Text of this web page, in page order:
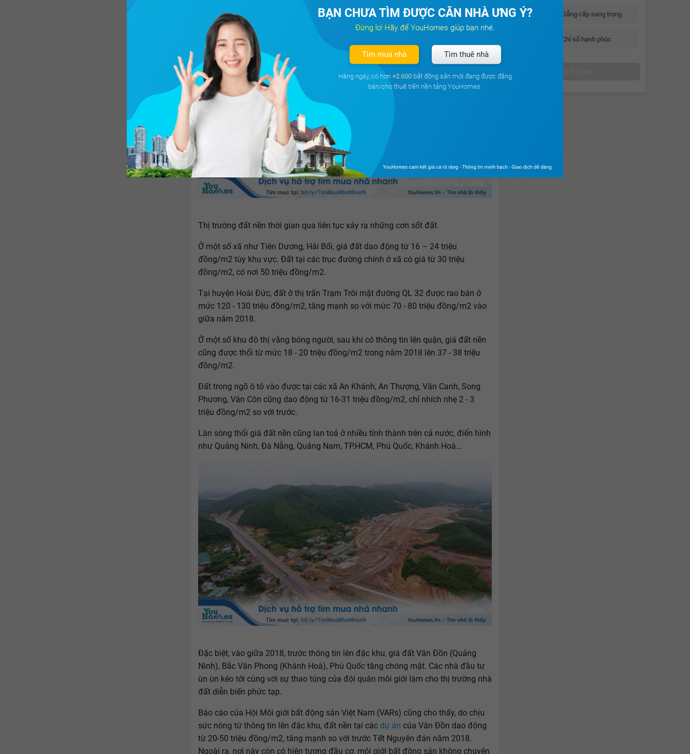
Đẳng cấp sang trọng
Chỉ số hạnh phúc
tiền đường Võ Nguyên Giáp (huyện Đông Anh) cũng được rao bán với giá 180 -
200 triệu đồng/m2, cao bằng giá đất mặt tiền ở phố lớn các quận nội thành.
Thị trường đất nền thời gian qua liên tục xảy ra những cơn sốt đất.
Ở một số xã như Tiên Dương, Hải Bối, giá đất dao động từ 16 – 24 triệu
đồng/m2 tùy khu vực. Đất tại các trục đường chính ở xã có giá từ 30 triệu
đồng/m2, có nơi 50 triệu đồng/m2.
Tại huyện Hoài Đức, đất ở thị trấn Trạm Trôi mặt đường QL 32 được rao bán ở
mức 120 - 130 triệu đồng/m2, tăng mạnh so với mức 70 - 80 triệu đồng/m2 vào
giữa năm 2018.
Ở một số khu đô thị vắng bóng người, sau khi có thông tin lên quận, giá đất nền
cũng được thổi từ mức 18 - 20 triệu đồng/m2 trong năm 2018 lên 37 - 38 triệu
đồng/m2.
Đất trong ngõ ô tô vào được tại các xã An Khánh, An Thượng, Vân Canh, Song
Phương, Vân Côn cũng dao động từ 16-31 triệu đồng/m2, chỉ nhích nhẹ 2 - 3
triệu đồng/m2 so với trước.
Làn sóng thổi giá đất nền cũng lan toả ở nhiều tỉnh thành trên cả nước, điển hình
như Quảng Ninh, Đà Nẵng, Quảng Nam, TP.HCM, Phú Quốc, Khánh Hoà…
Đặc biệt, vào giữa 2018, trước thông tin lên đặc khu, giá đất Vân Đồn (Quảng
Ninh), Bắc Vân Phong (Khánh Hoà), Phú Quốc tăng chóng mặt. Các nhà đầu tư
ùn ùn kéo tới cùng với sự thao túng của đội quân môi giới làm cho thị trường nhà
đất diễn biến phức tạp.
Báo cáo của Hội Môi giới bất động sản Việt Nam (VARs) cũng cho thấy, do chịu
sức nóng từ thông tin lên đặc khu, đất nền tại các dự án của Vân Đồn dao động
từ 20-50 triệu đồng/m2, tăng mạnh so với trước Tết Nguyên đán năm 2018.
Ngoài ra, nơi này còn có hiện tượng đầu cơ, môi giới bất động sản không chuyên
BẠN CHƯA TÌM ĐƯỢC CĂN NHÀ ƯNG Ý?
Đừng lo! Hãy để YouHomes giúp bạn nhé.
Tìm mua nhà Tìm thuê nhà
Hàng ngày, có hơn +2.600 bất động sản mới đang được đăng
bán/cho thuê trên nền tảng YouHomes.